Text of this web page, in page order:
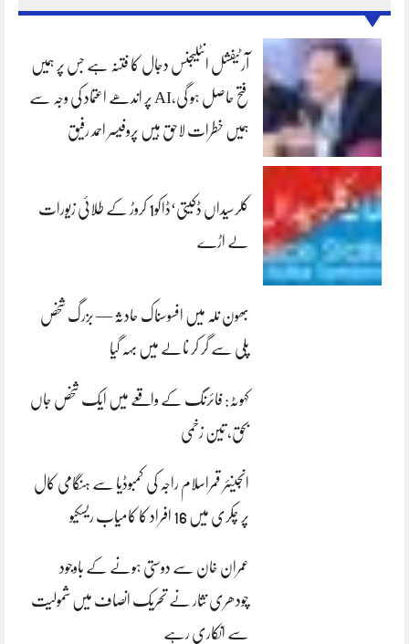
آرٹیفشل انٹلیجنس دجال کا فتنہ ہے جس پر ہمیں
فتح حاصل ہو گی،AI پر اندھے اعتماد کی وجہ سے
ہمیں خطرات لاحق ہیں پروفیسر احمد رفیق
کلرسیداں ڈکیتی‘ڈاکو1 کروڑ کے طلائی زیورات
لے اڑے
بھون نلہ میں افسوسناک حادثہ — بزرگ شخص
پلی سے گر کر نالے میں بہہ گیا
کہوٹہ: فائرنگ کے واقعے میں ایک شخص جاں
بحق، تین زخمی
انجینئر قمراسلام راجہ کی کمبوڈیا سے ہنگامی کال
پر چکری میں 16 افراد کا کامیاب ریسکیو
عمران خان سے دوستی ہونے کے باوجود
چودھری نثار نے تحریک انصاف میں شمولیت
سے انکاری رہے